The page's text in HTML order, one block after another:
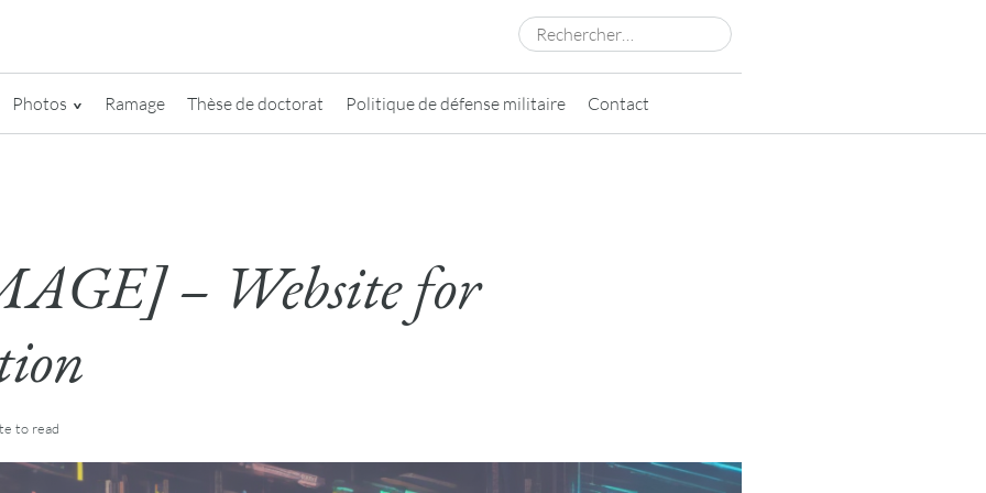
Rechercher :
Photos Ramage Thèse de doctorat Politique de défense militaire Contact
– Website for
to read